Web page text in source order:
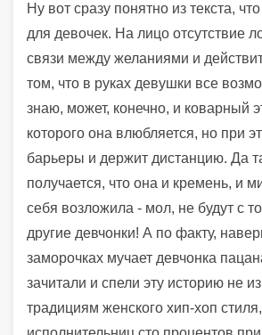
Ну вот сразу понятно из текста,
для девочек. На лицо отсутствие
связи между желаниями и
том, что в руках девушки все
знаю, может, конечно, и коварный
которого она влюбляется, но при
барьеры и держит дистанцию. Да
получается, что она и кремень, и
себя возложила - мол, не будут с
другие девчонки! А по факту,
заморочках мучает девчонка
зачитали и спели эту историю не
традициям женского хип-хоп